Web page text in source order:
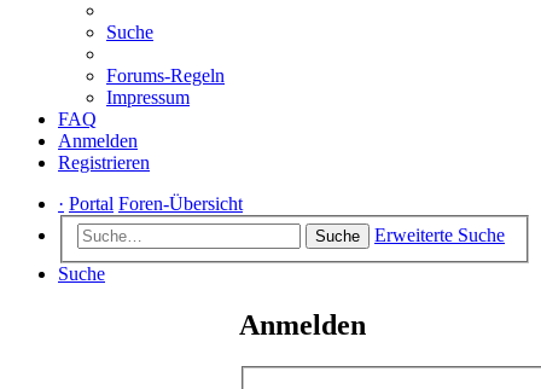
Suche
Forums-Regeln
Impressum
FAQ
Anmelden
Registrieren
· Portal Foren-Übersicht
Suche
Erweiterte Suche
Suche
Anmelden